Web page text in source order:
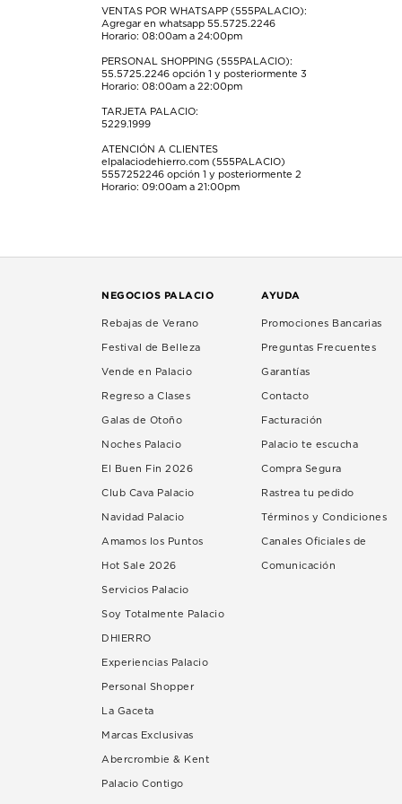
VENTAS POR WHATSAPP (555PALACIO):
Agregar en whatsapp 55.5725.2246
Horario: 08:00am a 24:00pm
PERSONAL SHOPPING (555PALACIO):
55.5725.2246 opción 1 y posteriormente 3
Horario: 08:00am a 22:00pm
TARJETA PALACIO:
5229.1999
ATENCIÓN A CLIENTES
elpalaciodehierro.com (555PALACIO)
5557252246 opción 1 y posteriormente 2
Horario: 09:00am a 21:00pm
NEGOCIOS PALACIO
Rebajas de Verano
Festival de Belleza
Vende en Palacio
Regreso a Clases
Galas de Otoño
Noches Palacio
El Buen Fin 2026
Club Cava Palacio
Navidad Palacio
Amamos los Puntos
Hot Sale 2026
Servicios Palacio
Soy Totalmente Palacio
DHIERRO
Experiencias Palacio
Personal Shopper
La Gaceta
Marcas Exclusivas
Abercrombie & Kent
Palacio Contigo
AYUDA
Promociones Bancarias
Preguntas Frecuentes
Garantías
Contacto
Facturación
Palacio te escucha
Compra Segura
Rastrea tu pedido
Términos y Condiciones
Canales Oficiales de
Comunicación